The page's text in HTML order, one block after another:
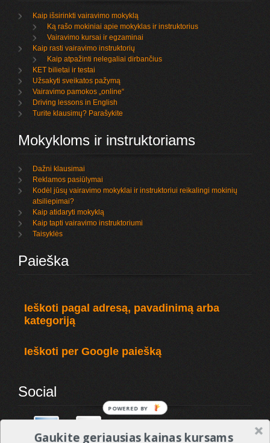
Kaip išsirinkti vairavimo mokyklą
Ką rašo mokiniai apie mokyklas ir instruktorius
Vairavimo kursai ir egzaminai
Kaip rasti vairavimo instruktorių
Kaip atpažinti nelegaliai dirbančius
KET bilietai ir testai
Užsakyti sveikatos pažymą
Vairavimo pamokos „online“
Driving lessons in English
Turite klausimų? Parašykite
Mokykloms ir instruktoriams
Dažni klausimai
Reklamos pasiūlymai
Kodėl jūsų vairavimo mokyklai ir instruktoriui reikalingi mokinių
atsiliepimai?
Kaip atidaryti mokyklą
Kaip tapti vairavimo instruktoriumi
Taisyklės
Paieška
Ieškoti pagal adresą, pavadinimą arba
kategoriją
Ieškoti per Google paiešką
Social
Gaukite geriausias kainas kursams
POWERED BY